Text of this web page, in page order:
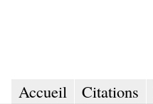
Accueil Citations